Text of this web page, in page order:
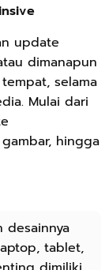
update
dimanapun
selama
Mulai dari
hingga
desainnya
tablet,